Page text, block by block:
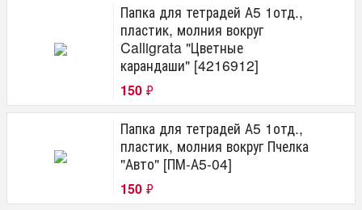
Папка для тетрадей А5 1отд.,
пластик, молния вокруг
Calligrata "Цветные
карандаши" [4216912]
150 ₽
Папка для тетрадей А5 1отд.,
пластик, молния вокруг Пчелка
"Авто" [ПМ-А5-04]
150 ₽